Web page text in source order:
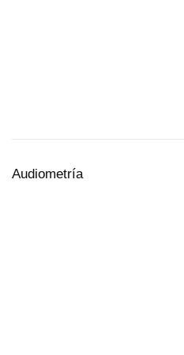
Audiometría